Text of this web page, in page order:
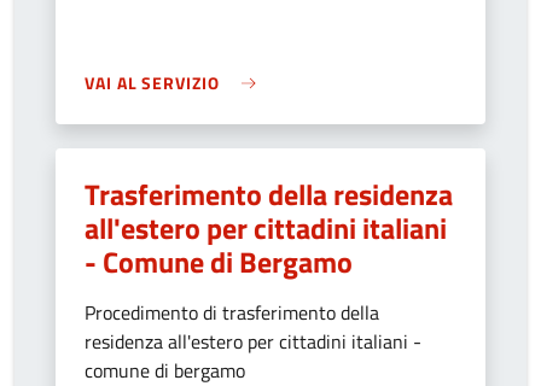
VAI AL SERVIZIO
Trasferimento della residenza
all'estero per cittadini italiani
- Comune di Bergamo
Procedimento di trasferimento della
residenza all'estero per cittadini italiani -
comune di bergamo